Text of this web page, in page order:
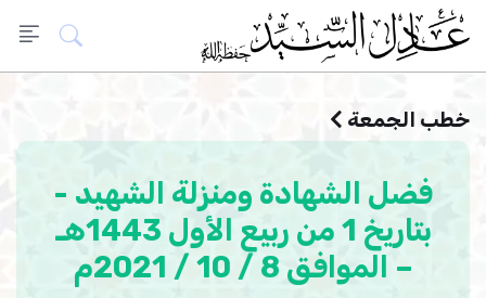
خطب الجمعة
فضل الشهادة ومنزلة الشهيد -
بتاريخ 1 من ربيع الأول 1443هـ
– الموافق 8 / 10 / 2021م